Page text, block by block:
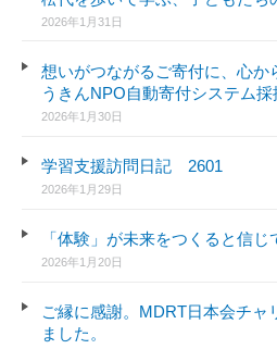
2026年1月31日
想いがつながるご寄付に、心
うきんNPO自動寄付システム
2026年1月30日
学習支援訪問日記 2601
2026年1月29日
「体験」が未来をつくると信
2026年1月20日
ご縁に感謝。MDRT日本会チャ
ました。